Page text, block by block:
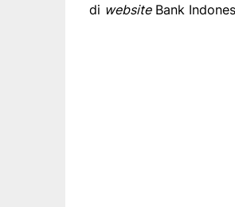
di websiteBank